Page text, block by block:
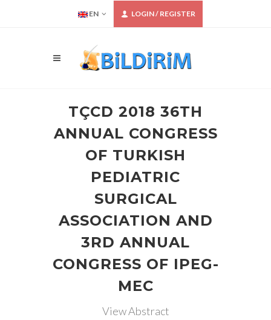
EN LOGIN / REGISTER
TÇCD 2018 36TH
ANNUAL CONGRESS
OF TURKISH
PEDIATRIC
SURGICAL
ASSOCIATION AND
3RD ANNUAL
CONGRESS OF IPEG-
MEC
View Abstract